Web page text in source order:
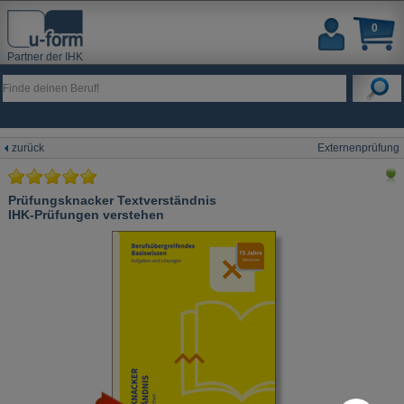
Partner der IHK
0
zurück Externenprüfung
Prüfungsknacker Textverständnis
IHK-Prüfungen verstehen